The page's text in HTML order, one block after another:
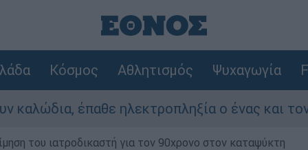
Κόσμος Αθλητισμός Ψυχαγωγία
έπαθε ηλεκτροπληξία ο ένας και τον
του ιατροδικαστή για τον 90χρονο στον καταψύκτη